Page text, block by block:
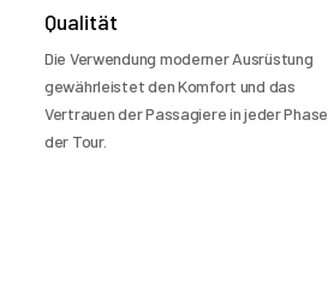
Qualität
Die Verwendung moderner Ausrüstung
gewährleistet den Komfort und das
Vertrauen der Passagiere in jeder Phase
der Tour.